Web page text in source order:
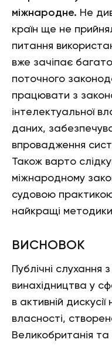
міжнародне. Не
країн ще не
питання
вже зачіпає
поточного
працювати з
інтелектуальної
даних,
впровадження
Також варто
міжнародному
судовою
найкращі
ВИСНОВОК
Публічні слухання
винахідництва у
в активній
власності,
Великобританія та